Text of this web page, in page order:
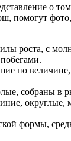
о
помогут
роста, с
по
собраны в
округлые,
формы,